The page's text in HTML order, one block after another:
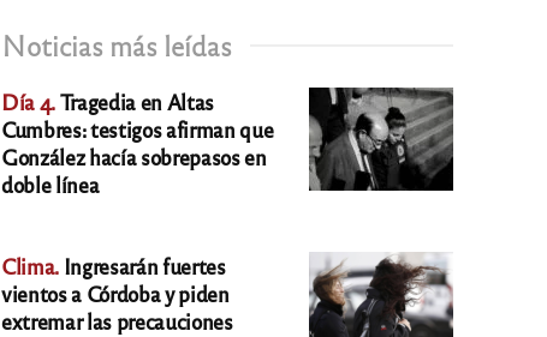
Noticias más leídas
Día 4.Tragedia en Altas
Cumbres: testigos afirman que
González hacía sobrepasos en
doble línea
Clima. Ingresarán fuertes
vientos a Córdoba y piden
extremar las precauciones